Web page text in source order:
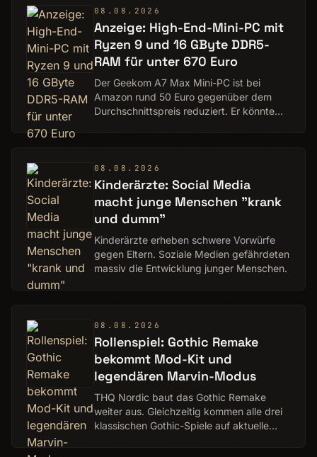
08.08.2026
Anzeige: High-End-Mini-PC mit
Ryzen 9 und 16 GByte DDR5-
RAM für unter 670 Euro
Der Geekom A7 Max Mini-PC ist bei
Amazon rund 50 Euro gegenüber dem
Durchschnittspreis reduziert. Er könnte
08.08.2026
Kinderärzte: Social Media
macht junge Menschen "krank
und dumm"
Kinderärzte erheben schwere Vorwürfe
gegen Eltern. Soziale Medien gefährdeten
massiv die Entwicklung junger Menschen.
08.08.2026
Rollenspiel: Gothic Remake
bekommt Mod-Kit und
legendären Marvin-Modus
THQ Nordic baut das Gothic Remake
weiter aus. Gleichzeitig kommen alle drei
klassischen Gothic-Spiele auf aktuelle